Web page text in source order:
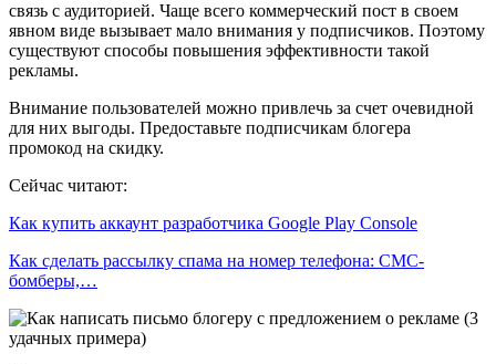
связь с аудиторией. Чаще всего коммерческий пост в своем
явном виде вызывает мало внимания у подписчиков. Поэтому
существуют способы повышения эффективности такой
рекламы.
Внимание пользователей можно привлечь за счет очевидной
для них выгоды. Предоставьте подписчикам блогера
промокод на скидку.
Сейчас читают:
Как купить аккаунт разработчика Google Play Console
Как сделать рассылку спама на номер телефона: СМС-
бомберы,…